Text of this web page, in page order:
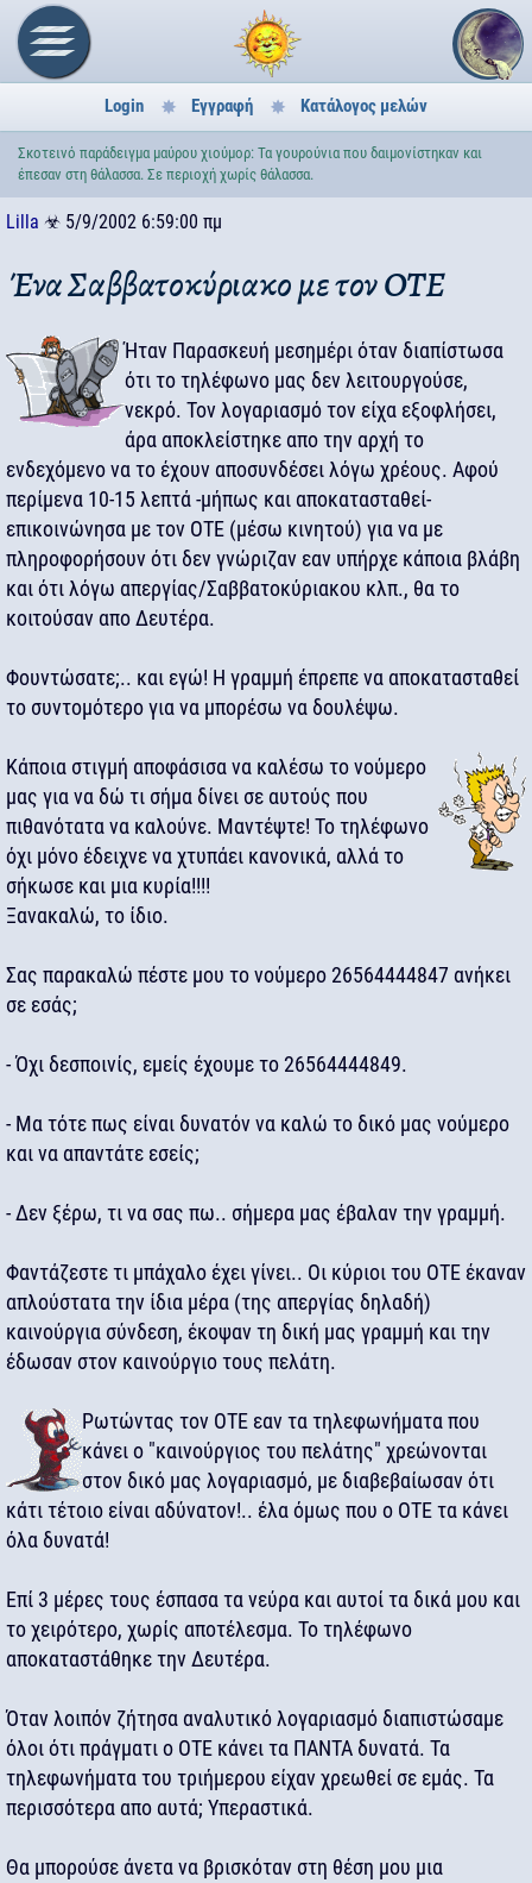
Login Εγγραφή Κατάλογος μελών
Σκοτεινό παράδειγμα μαύρου χιούμορ: Τα γουρούνια που δαιμονίστηκαν και
έπεσαν στη θάλασσα. Σε περιοχή χωρίς θάλασσα.
Lilla ☣ 5/9/2002 6:59:00 πμ
Ένα Σαββατοκύριακο με τον ΟΤΕ
Ήταν Παρασκευή μεσημέρι όταν διαπίστωσα
ότι το τηλέφωνο μας δεν λειτουργούσε,
νεκρό. Τον λογαριασμό τον είχα εξοφλήσει,
άρα αποκλείστηκε απο την αρχή το
ενδεχόμενο να το έχουν αποσυνδέσει λόγω χρέους. Αφού
περίμενα 10-15 λεπτά -μήπως και αποκατασταθεί-
επικοινώνησα με τον ΟΤΕ (μέσω κινητού) για να με
πληροφορήσουν ότι δεν γνώριζαν εαν υπήρχε κάποια βλάβη
και ότι λόγω απεργίας/Σαββατοκύριακου κλπ., θα το
κοιτούσαν απο Δευτέρα.
Φουντώσατε;.. και εγώ! Η γραμμή έπρεπε να αποκατασταθεί
το συντομότερο για να μπορέσω να δουλέψω.
Κάποια στιγμή αποφάσισα να καλέσω το νούμερο
μας για να δώ τι σήμα δίνει σε αυτούς που
πιθανότατα να καλούνε. Μαντέψτε! Το τηλέφωνο
όχι μόνο έδειχνε να χτυπάει κανονικά, αλλά το
σήκωσε και μια κυρία!!!!
Ξανακαλώ, το ίδιο.
Σας παρακαλώ πέστε μου το νούμερο 26564444847 ανήκει
σε εσάς;
- Όχι δεσποινίς, εμείς έχουμε το 26564444849.
- Μα τότε πως είναι δυνατόν να καλώ το δικό μας νούμερο
και να απαντάτε εσείς;
- Δεν ξέρω, τι να σας πω.. σήμερα μας έβαλαν την γραμμή.
Φαντάζεστε τι μπάχαλο έχει γίνει.. Οι κύριοι του ΟΤΕ έκαναν
απλούστατα την ίδια μέρα (της απεργίας δηλαδή)
καινούργια σύνδεση, έκοψαν τη δική μας γραμμή και την
έδωσαν στον καινούργιο τους πελάτη.
Ρωτώντας τον ΟΤΕ εαν τα τηλεφωνήματα που
κάνει ο "καινούργιος του πελάτης" χρεώνονται
στον δικό μας λογαριασμό, με διαβεβαίωσαν ότι
κάτι τέτοιο είναι αδύνατον!.. έλα όμως που ο ΟΤΕ τα κάνει
όλα δυνατά!
Επί 3 μέρες τους έσπασα τα νεύρα και αυτοί τα δικά μου και
το χειρότερο, χωρίς αποτέλεσμα. Το τηλέφωνο
αποκαταστάθηκε την Δευτέρα.
Όταν λοιπόν ζήτησα αναλυτικό λογαριασμό διαπιστώσαμε
όλοι ότι πράγματι ο ΟΤΕ κάνει τα ΠΑΝΤΑ δυνατά. Τα
τηλεφωνήματα του τριήμερου είχαν χρεωθεί σε εμάς. Τα
περισσότερα απο αυτά; Υπεραστικά.
Θα μπορούσε άνετα να βρισκόταν στη θέση μου μια